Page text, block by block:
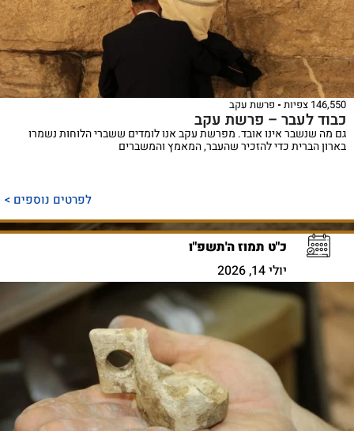
146,550 צפיות פרשת עקב
כבוד לעבר – פרשת עקב
גם מה שנשבר אינו אובד. מפרשת עקב אנו לומדים ששברי הלוחות נשמרו
בארון הברית כדי להזכיר שהעבר, המאמץ והמשברים
לפרטים נוספים >
כ"ט תמוז ה'תשפ"ו
יולי 14, 2026